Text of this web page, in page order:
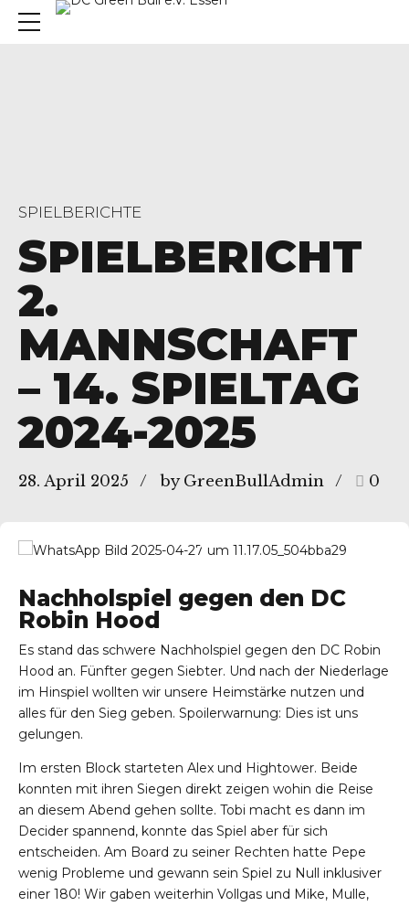
Essen
SPIELBERICHTE
SPIELBERICHT
2.
MANNSCHAFT
– 14. SPIELTAG
2024-2025
28. April 2025 by GreenBullAdmin 0
Nachholspiel gegen den DC
Robin Hood
Es stand das schwere Nachholspiel gegen den DC Robin
Hood an. Fünfter gegen Siebter. Und nach der Niederlage
im Hinspiel wollten wir unsere Heimstärke nutzen und
alles für den Sieg geben. Spoilerwarnung: Dies ist uns
gelungen.
Im ersten Block starteten Alex und Hightower. Beide
konnten mit ihren Siegen direkt zeigen wohin die Reise
an diesem Abend gehen sollte. Tobi macht es dann im
Decider spannend, konnte das Spiel aber für sich
entscheiden. Am Board zu seiner Rechten hatte Pepe
wenig Probleme und gewann sein Spiel zu Null inklusiver
einer 180! Wir gaben weiterhin Vollgas und Mike, Mulle,